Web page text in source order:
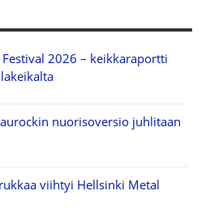
2026 – keikkaraportti
nuorisoversio juhlitaan
viihtyi Hellsinki Metal